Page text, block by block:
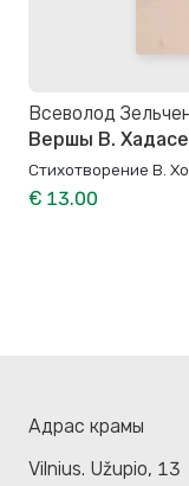
Всеволод
Вершы В.
Стихотворение В.
€ 13.00
Адрас крамы
Vilnius. Užupio, 13